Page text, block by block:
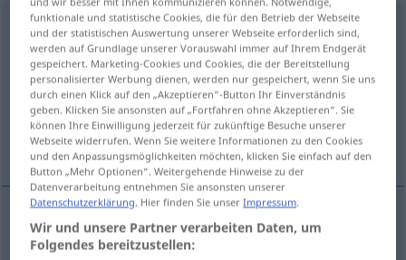
administrativa [-nɪ-tɪː-]f
Übersicht aller Übersetzungen
(Für mehr Details die Übersetzung anklicken/antippen)
Verwaltung, Verwaltungsapparat,
Verwaltungssorgane
Verwaltungf administrativa
funktionale und statistische Cookies, die für den Betrieb der Webseite
und der statistischen Auswertung unserer Webseite erforderlich sind,
werden auf Grundlage unserer Vorauswahl immer auf Ihrem Endgerät
gespeichert. Marketing-Cookies und Cookies, die der Bereitstellung
personalisierter Werbung dienen, werden nur gespeichert, wenn Sie uns
durch einen Klick auf den „Akzeptieren“-Button Ihr Einverständnis
geben. Klicken Sie ansonsten auf „Fortfahren ohne Akzeptieren“. Sie
können Ihre Einwilligung jederzeit für zukünftige Besuche unserer
Webseite widerrufen. Wenn Sie weitere Informationen zu den Cookies
und den Anpassungsmöglichkeiten möchten, klicken Sie einfach auf den
Button „Mehr Optionen“. Weitergehende Hinweise zu der
Datenverarbeitung entnehmen Sie ansonsten unserer
Datenschutzerklärung . Hier finden Sie unserImpressum
Wir und unsere Partner verarbeiten Daten, um
Folgendes bereitzustellen: